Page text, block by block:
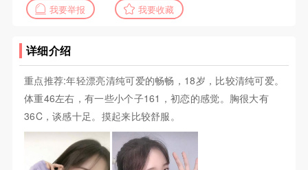
我要举报 我要收藏
详细介绍
重点推荐:年轻漂亮清纯可爱的畅畅，18岁，比较清纯可爱。
体重46左右，有一些小个子161，初恋的感觉。胸很大有
36C，谈感十足。摸起来比较舒服。